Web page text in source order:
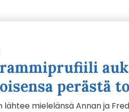
perästä
lähtee mielelänsä Annan ja